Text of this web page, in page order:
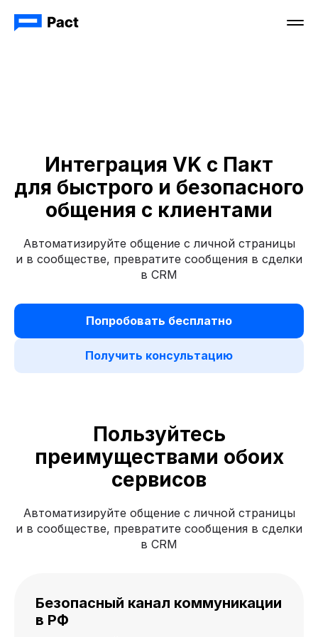
Интеграция VK c Пакт
для быстрого и безопасного
общения с клиентами
Автоматизируйте общение с личной страницы
и в сообществе, превратите сообщения в сделки
в CRM
Попробовать бесплатно
Получить консультацию
Пользуйтесь
преимуществами обоих
сервисов
Автоматизируйте общение с личной страницы
и в сообществе, превратите сообщения в сделки
в CRM
Безопасный канал коммуникации
в РФ